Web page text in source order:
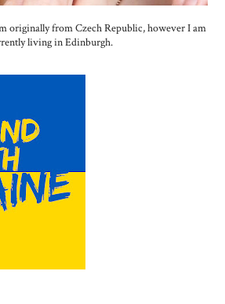
originally from Czech Republic, however I am
living in Edinburgh.